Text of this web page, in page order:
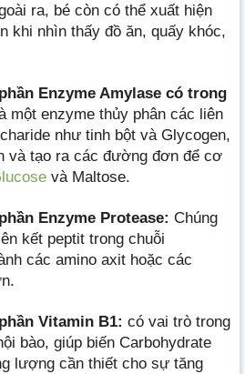
ra, bé còn có thể xuất hiện
khi nhìn thấy đồ ăn, quấy khóc,
Enzyme Amylase có trong
một enzyme thủy phân các liên
như tinh bột và Glycogen,
và tạo ra các đường đơn để cơ
và Maltose.
Enzyme Protease: Chúng
kết peptit trong chuỗi
các amino axit hoặc các
Vitamin B1: có vai trò trong
bào, giúp biến Carbohydrate
lượng cần thiết cho sự tăng